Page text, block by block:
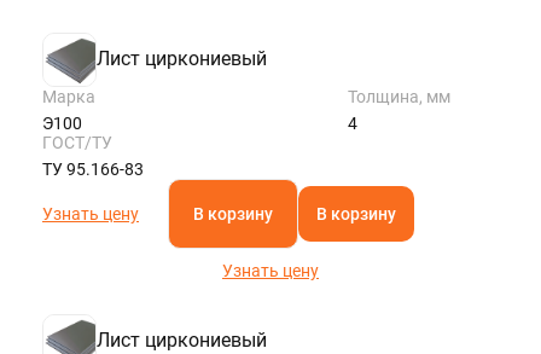
Лист циркониевый
Марка
Э100
Толщина, мм
4
ГОСТ/ТУ
ТУ 95.166-83
Узнать цену В корзину В корзину
Узнать цену
Лист циркониевый